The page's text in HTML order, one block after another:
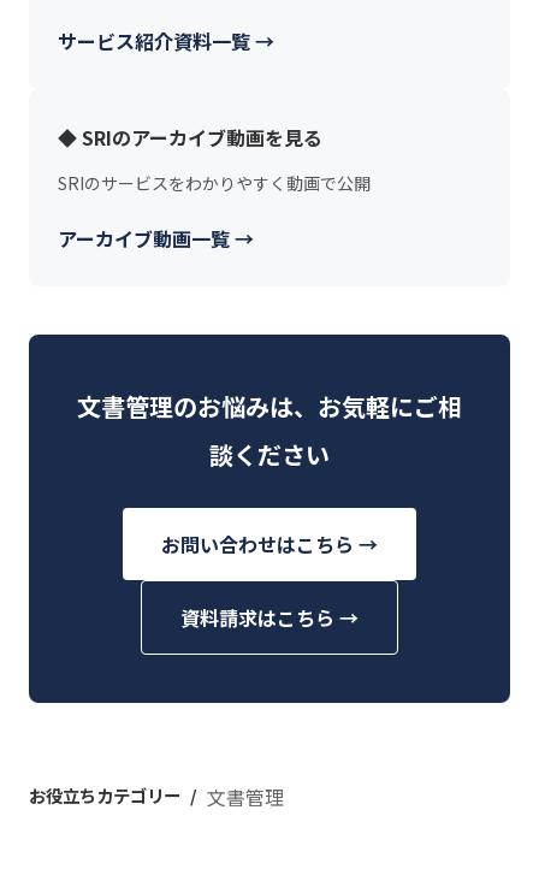
サービス紹介資料一覧 →
◆ SRIのアーカイブ動画を見る
SRIのサービスをわかりやすく動画で公開
アーカイブ動画一覧 →
文書管理のお悩みは、お気軽にご相
談ください
お問い合わせはこちら →
資料請求はこちら →
お役立ちカテゴリー 文書管理